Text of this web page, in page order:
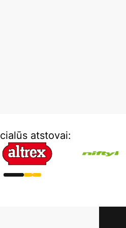
atstovai: